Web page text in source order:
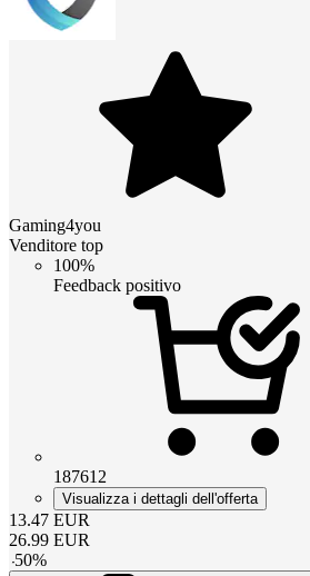
Gaming4you
Venditore top
100%
Feedback positivo
187612
Visualizza i dettagli dell'offerta
13.47 EUR
26.99 EUR
-50%